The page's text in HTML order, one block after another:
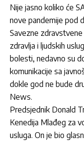
Nije jasno koliko će
nove pandemije pod
Savezne
zdravlja i ljudskih
bolesti, nedavno su
komunikacije sa
dokle god ne bude
News.
Predsjednik Donald
Kenedija Mlađeg za
usluga. On je bio